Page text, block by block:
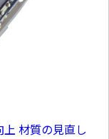
材質の見直し